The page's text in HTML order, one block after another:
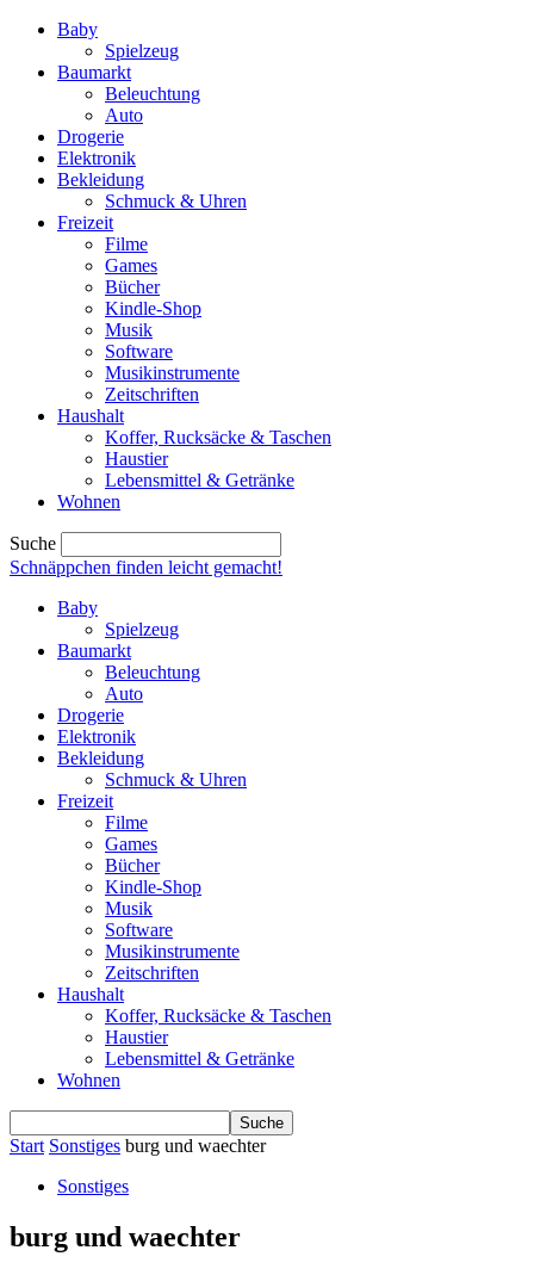
Baby
Spielzeug
Baumarkt
Beleuchtung
Auto
Drogerie
Elektronik
Bekleidung
Schmuck & Uhren
Freizeit
Filme
Games
Bücher
Kindle-Shop
Musik
Software
Musikinstrumente
Zeitschriften
Haushalt
Koffer, Rucksäcke & Taschen
Haustier
Lebensmittel & Getränke
Wohnen
Suche
Schnäppchen finden leicht gemacht!
Baby
Spielzeug
Baumarkt
Beleuchtung
Auto
Drogerie
Elektronik
Bekleidung
Schmuck & Uhren
Freizeit
Filme
Games
Bücher
Kindle-Shop
Musik
Software
Musikinstrumente
Zeitschriften
Haushalt
Koffer, Rucksäcke & Taschen
Haustier
Lebensmittel & Getränke
Wohnen
Start Sonstiges burg und waechter
Sonstiges
burg und waechter